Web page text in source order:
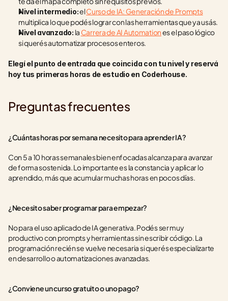
Nivel intermedio: el Curso de IA: Generación de Prompts
multiplica lo que podés lograr con las herramientas que ya usás.
Nivel avanzado: la Carrera de AI Automation es el paso lógico
si querés automatizar procesos enteros.
Elegí el punto de entrada que coincida con tu nivel y reservá
hoy tus primeras horas de estudio en Coderhouse.
Preguntas frecuentes
¿Cuántas horas por semana necesito para aprender IA?
Con 5 a 10 horas semanales bien enfocadas alcanza para avanzar
de forma sostenida. Lo importante es la constancia y aplicar lo
aprendido, más que acumular muchas horas en pocos días.
¿Necesito saber programar para empezar?
No para el uso aplicado de IA generativa. Podés ser muy
productivo con prompts y herramientas sin escribir código. La
programación recién se vuelve necesaria si querés especializarte
en desarrollo o automatizaciones avanzadas.
¿Conviene un curso gratuito o uno pago?